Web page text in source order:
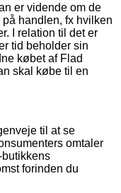
er vidende om de
handlen, fx hvilken
I relation til det er
tid beholder sin
købet af Flad
skal købe til en
til at se
omtaler
butikkens
forinden du